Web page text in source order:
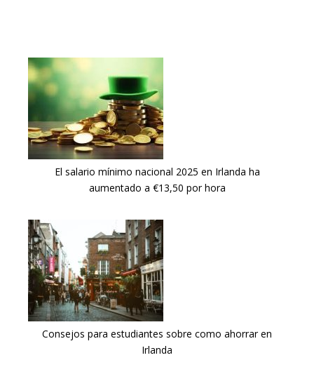
El salario mínimo nacional 2025 en Irlanda ha
aumentado a €13,50 por hora
Consejos para estudiantes sobre como ahorrar en
Irlanda